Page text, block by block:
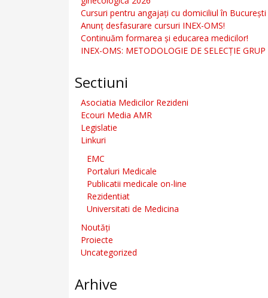
Cursuri pentru angajați cu domiciliul în
Anunţ desfasurare cursuri INEX-OMS!
Continuăm formarea şi educarea medicilor!
INEX-OMS: METODOLOGIE DE SELECȚIE
Sectiuni
Asociatia Medicilor Rezideni
Ecouri Media AMR
Legislatie
Linkuri
EMC
Portaluri Medicale
Publicatii medicale on-line
Rezidentiat
Universitati de Medicina
Noutăți
Proiecte
Uncategorized
Arhive